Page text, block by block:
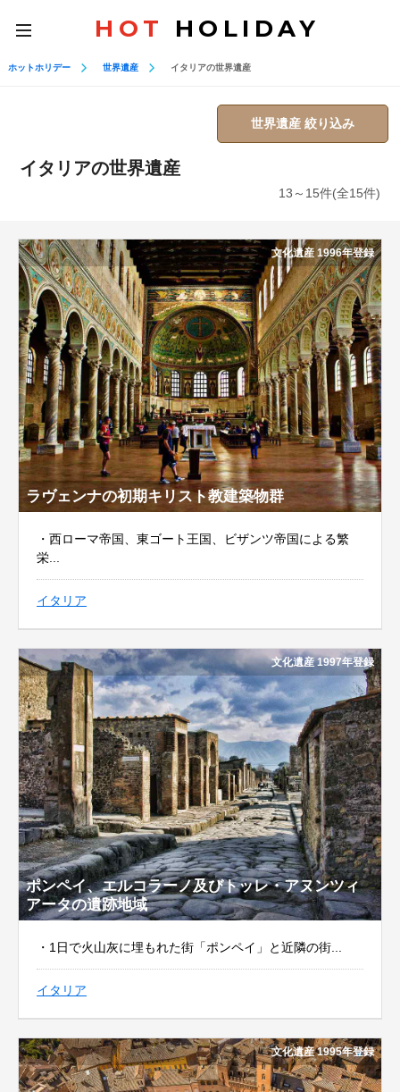
toggle
navigation
HOT HOLIDAY
ホットホリデー 世界遺産 イタリアの世界遺産
世界遺産 絞り込み
イタリアの世界遺産
13～15件(全15件)
ラヴェンナの初期キリスト教建築物群
文化遺産 1996年登録
・西ローマ帝国、東ゴート王国、ビザンツ帝国による繁
栄...
イタリア
ポンペイ、エルコラーノ及びトッレ・アヌンツィ
アータの遺跡地域
文化遺産 1997年登録
・1日で火山灰に埋もれた街「ポンペイ」と近隣の街...
イタリア
文化遺産 1995年登録